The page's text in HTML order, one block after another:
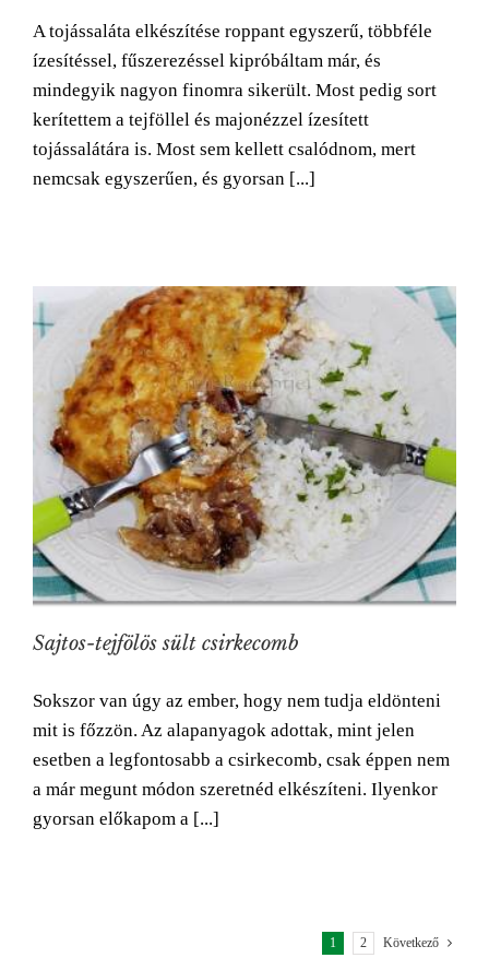
A tojássaláta elkészítése roppant egyszerű, többféle
ízesítéssel, fűszerezéssel kipróbáltam már, és
mindegyik nagyon finomra sikerült. Most pedig sort
kerítettem a tejföllel és majonézzel ízesített
tojássalátára is. Most sem kellett csalódnom, mert
nemcsak egyszerűen, és gyorsan [...]
Sajtos-tejfölös sült csirkecomb
Sokszor van úgy az ember, hogy nem tudja eldönteni
mit is főzzön. Az alapanyagok adottak, mint jelen
esetben a legfontosabb a csirkecomb, csak éppen nem
a már megunt módon szeretnéd elkészíteni. Ilyenkor
gyorsan előkapom a [...]
1 2 Következő